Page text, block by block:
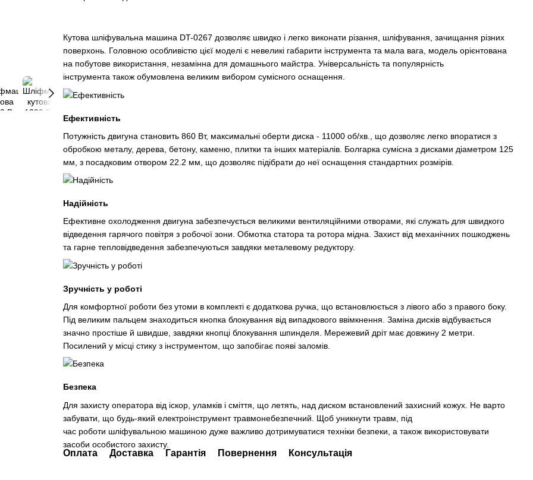
Кутова шліфувальна машина DT-0267 дозволяє швидко і легко виконати різання, шліфування, зачищання різних
поверхонь. Головною особливістю цієї моделі є невеликі габарити інструмента та мала вага, модель орієнтована
на побутове використання, незамінна для домашнього майстра. Універсальність та популярність
інструмента також обумовлена великим вибором сумісного оснащення.
Ефективність
Потужність двигуна становить 860 Вт, максимальні оберти диска - 11000 об/хв., що дозволяє легко впоратися з
обробкою металу, дерева, бетону, каменю, плитки та інших матеріалів. Болгарка сумісна з дисками діаметром 125
мм, з посадковим отвором 22.2 мм, що дозволяє підібрати до неї оснащення стандартних розмірів.
Надійність
Ефективне охолодження двигуна забезпечується великими вентиляційними отворами, які служать для швидкого
відведення гарячого повітря з робочої зони. Обмотка статора та ротора мідна. Захист від механічних пошкоджень
та гарне тепловідведення забезпечуються завдяки металевому редуктору.
Зручність у роботі
Для комфортної роботи без утоми в комплекті є додаткова ручка, що встановлюється з лівого або з правого боку.
Під великим пальцем знаходиться кнопка блокування від випадкового ввімкнення. Заміна дисків відбувається
значно простіше й швидше, завдяки кнопці блокування шпинделя. Мережевий дріт має довжину 2 метри.
Посилений у місці стику з інструментом, що запобігає появі заломів.
Безпека
Для захисту оператора від іскор, уламків і сміття, що летять, над диском встановлений захисний кожух. Не варто
забувати, що будь-який електроінструмент травмонебезпечний. Щоб уникнути травм, під
час роботи шліфувальною машиною дуже важливо дотримуватися техніки безпеки, а також використовувати
засоби особистого захисту.
Оплата Доставка Гарантія Повернення Консультація